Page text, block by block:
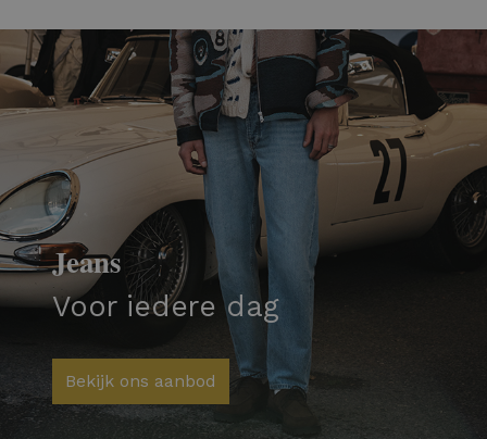
Jeans
Voor iedere dag
Bekijk ons aanbod